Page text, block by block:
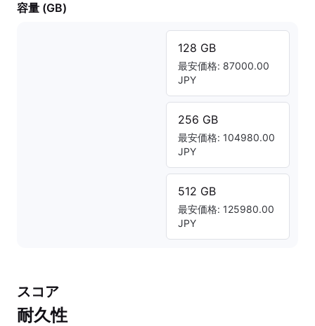
容量 (GB)
128 GB
最安価格: 87000.00
JPY
256 GB
最安価格: 104980.00
JPY
512 GB
最安価格: 125980.00
JPY
スコア
耐久性